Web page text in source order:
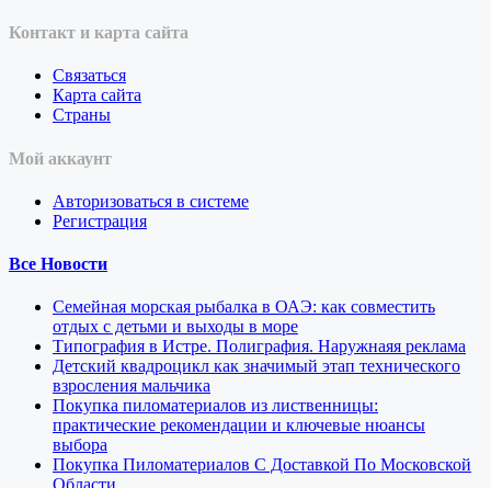
Контакт и карта сайта
Связаться
Карта сайта
Страны
Мой аккаунт
Авторизоваться в системе
Регистрация
Все Новости
Семейная морская рыбалка в ОАЭ: как совместить
отдых с детьми и выходы в море
Типография в Истре. Полиграфия. Наружнаяя реклама
Детский квадроцикл как значимый этап технического
взросления мальчика
Покупка пиломатериалов из лиственницы:
практические рекомендации и ключевые нюансы
выбора
Покупка Пиломатериалов С Доставкой По Московской